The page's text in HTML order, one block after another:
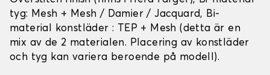
tyg: Mesh + Mesh / Damier / Jacquard, Bi-
material konstläder : TEP + Mesh (detta är en
mix av de 2 materialen. Placering av konstläder
och tyg kan variera beroende på modell).